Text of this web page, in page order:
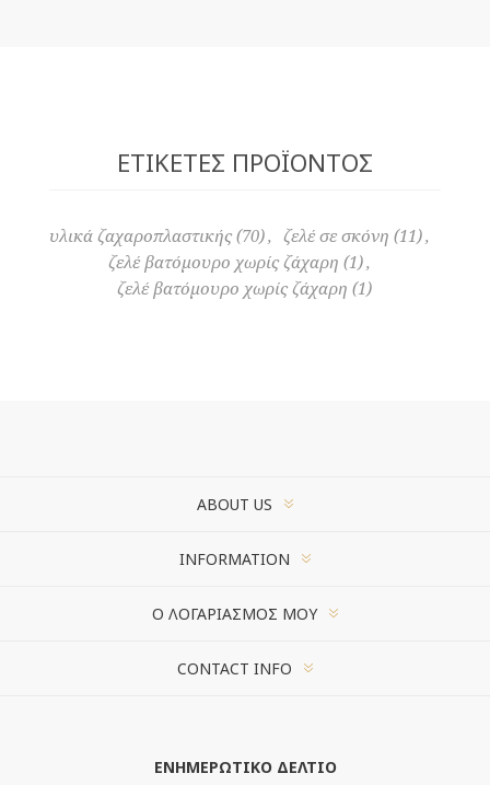
ΕΤΙΚΈΤΕΣ ΠΡΟΪΌΝΤΟΣ
υλικά ζαχαροπλαστικής (70), ζελέ σε σκόνη (11),
ζελέ βατόμουρο χωρίς ζάχαρη (1),
ζελέ βατόμουρο χωρίς ζάχαρη (1)
ABOUT US
INFORMATION
Ο ΛΟΓΑΡΙΑΣΜΌΣ ΜΟΥ
CONTACT INFO
ΕΝΗΜΕΡΩΤΙΚΌ ΔΕΛΤΊΟ